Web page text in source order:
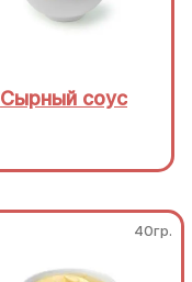
Сырный соус
40гр.